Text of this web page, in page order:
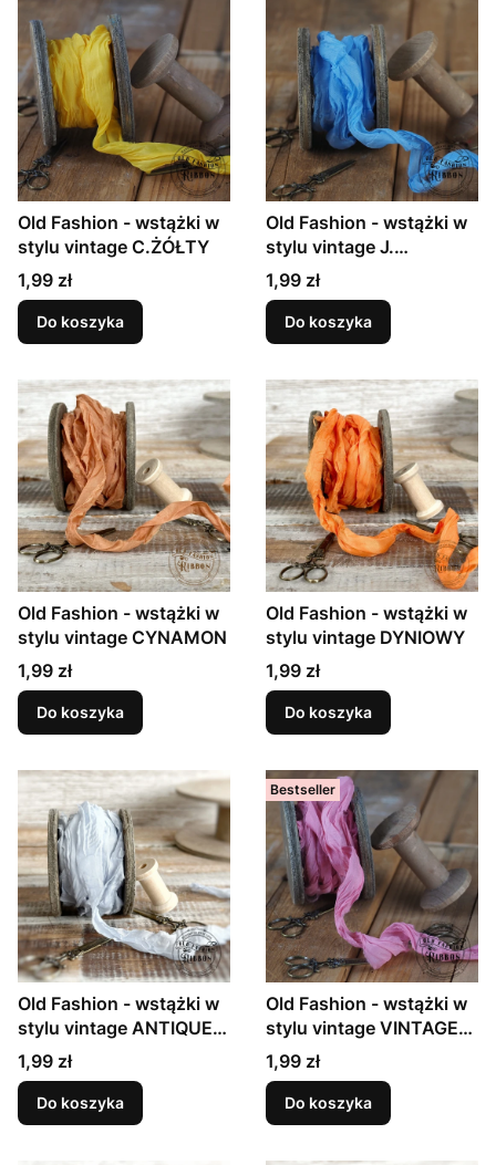
Old Fashion - wstążki w
stylu vintage C.ŻÓŁTY
Cena
1,99 zł
Do koszyka
Old Fashion - wstążki w
stylu vintage J.
NIEBIESKI
Cena
1,99 zł
Do koszyka
Old Fashion - wstążki w
stylu vintage CYNAMON
Cena
1,99 zł
Do koszyka
Old Fashion - wstążki w
stylu vintage DYNIOWY
Cena
1,99 zł
Do koszyka
Old Fashion - wstążki w
stylu vintage ANTIQUE
GRAY
Cena
1,99 zł
Do koszyka
Bestseller
Old Fashion - wstążki w
stylu vintage VINTAGE
ROSE
Cena
1,99 zł
Do koszyka